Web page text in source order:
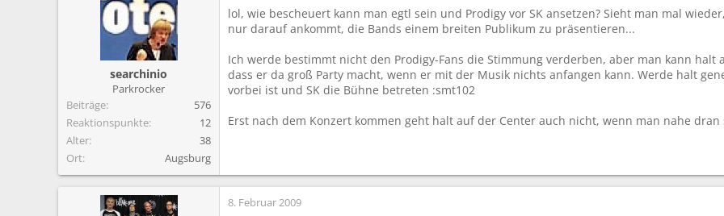
searchinio
Parkrocker
Beiträge
576
Reaktionspunkte
12
Alter
38
Ort
Augsburg
lol, wie bescheuert kann man egtl sein und Prodigy vor SK ansetzen? Sieht man mal
nur darauf ankommt, die Bands einem breiten Publikum zu präsentieren...
Ich werde bestimmt nicht den Prodigy-Fans die Stimmung verderben, aber man kann
dass er da groß Party macht, wenn er mit der Musik nichts anfangen kann. Werde halt
vorbei ist und SK die Bühne betreten :smt102
Erst nach dem Konzert kommen geht halt auf der Center auch nicht, wenn man nahe
8. Februar 2009